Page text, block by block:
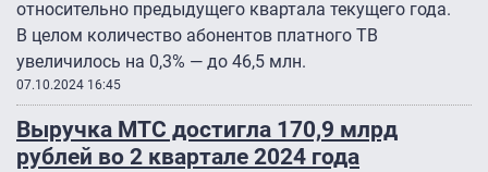
относительно предыдущего квартала текущего года.
В целом количество абонентов платного ТВ
увеличилось на 0,3% — до 46,5 млн.
07.10.2024 16:45
Выручка МТС достигла 170,9 млрд
рублей во 2 квартале 2024 года